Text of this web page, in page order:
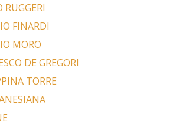
RUGGERI
FINARDI
MORO
DE GREGORI
TORRE